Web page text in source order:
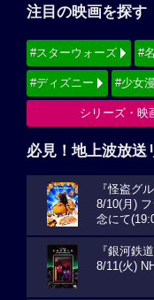
注目の映画を探す
#スターウォーズ #
#ディズニー #少女
シリーズ・映
必見！地上波放送
『怪盗グ
8/10(月)
念にて
『銀河鉄
8/11(火)